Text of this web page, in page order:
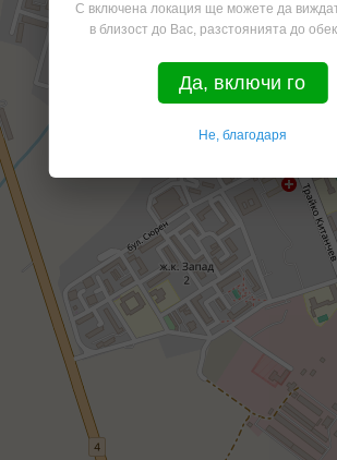
С включена локация ще можете да
в близост до Вас, разстоянията до
Да, включи го
Не, благодаря